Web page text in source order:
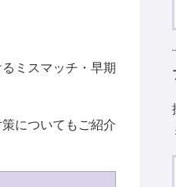
ミスマッチ・早期
についてもご紹介